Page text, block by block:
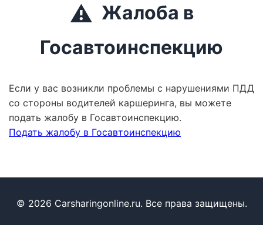
⚠️ Жалоба в
Госавтоинспекцию
Если у вас возникли проблемы с нарушениями ПДД
со стороны водителей каршеринга, вы можете
подать жалобу в Госавтоинспекцию.
Подать жалобу в Госавтоинспекцию
© 2026 Carsharingonline.ru. Все права защищены.